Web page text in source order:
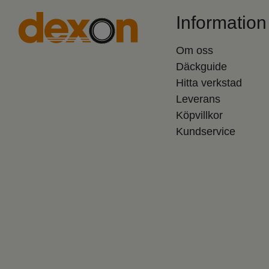
Information
Om oss
Däckguide
Hitta verkstad
Leverans
Köpvillkor
Kundservice